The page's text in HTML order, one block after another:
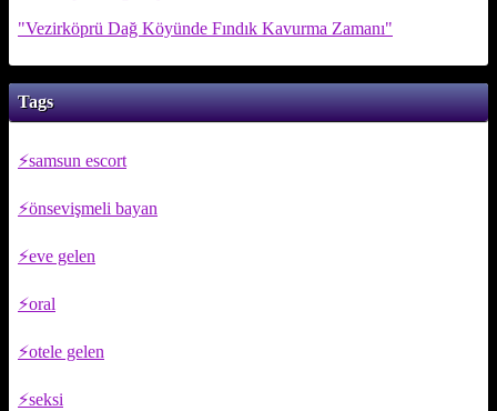
"Vezirköprü Dağ Köyünde Fındık Kavurma Zamanı"
Tags
samsun escort
önsevişmeli bayan
eve gelen
oral
otele gelen
seksi